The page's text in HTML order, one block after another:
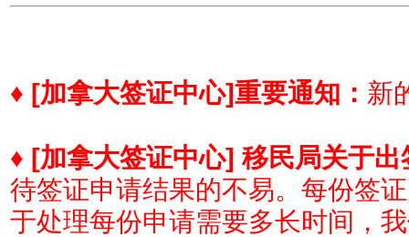
♦ [加拿大签证中心]重要通知： 新
♦ [加拿大签证中心] 移民局关于
待签证申请结果的不易。每份签
于处理每份申请需要多长时间，